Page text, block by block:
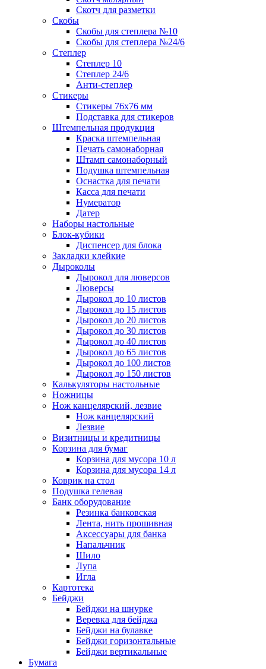
Скотч для разметки
Скобы
Скобы для степлера №10
Скобы для степлера №24/6
Степлер
Степлер 10
Степлер 24/6
Анти-степлер
Стикеры
Стикеры 76x76 мм
Подставка для стикеров
Штемпельная продукция
Краска штемпельная
Печать самонаборная
Штамп самонаборный
Подушка штемпельная
Оснастка для печати
Касса для печати
Нумератор
Датер
Наборы настольные
Блок-кубики
Диспенсер для блока
Закладки клейкие
Дыроколы
Дырокол для люверсов
Люверсы
Дырокол до 10 листов
Дырокол до 15 листов
Дырокол до 20 листов
Дырокол до 30 листов
Дырокол до 40 листов
Дырокол до 65 листов
Дырокол до 100 листов
Дырокол до 150 листов
Калькуляторы настольные
Ножницы
Нож канцелярский, лезвие
Нож канцелярский
Лезвие
Визитницы и кредитницы
Корзина для бумаг
Корзина для мусора 10 л
Корзина для мусора 14 л
Коврик на стол
Подушка гелевая
Банк оборудование
Резинка банковская
Лента, нить прошивная
Аксессуары для банка
Напальчник
Шило
Лупа
Игла
Картотека
Бейджи
Бейджи на шнурке
Веревка для бейджа
Бейджи на булавке
Бейджи горизонтальные
Бейджи вертикальные
Бумага